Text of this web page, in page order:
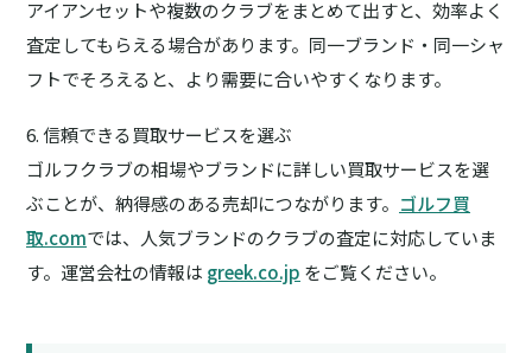
アイアンセットや複数のクラブをまとめて出すと、効率よく
査定してもらえる場合があります。同一ブランド・同一シャ
フトでそろえると、より需要に合いやすくなります。
6. 信頼できる買取サービスを選ぶ
ゴルフクラブの相場やブランドに詳しい買取サービスを選
ぶことが、納得感のある売却につながります。 ゴルフ買
取.comでは、人気ブランドのクラブの査定に対応していま
す。運営会社の情報は greek.co.jp をご覧ください。